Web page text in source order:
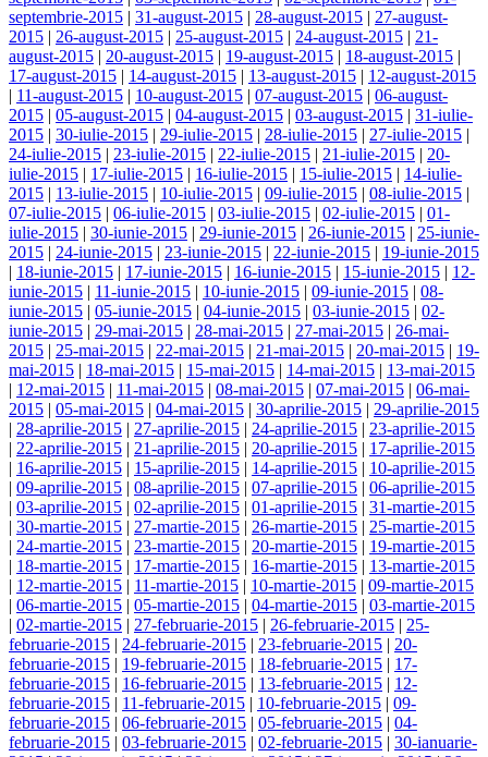
septembrie-2015 | 31-august-2015 | 28-august-2015 | 27-august-
2015 | 26-august-2015 | 25-august-2015 | 24-august-2015 | 21-
august-2015 | 20-august-2015 | 19-august-2015 | 18-august-2015 |
17-august-2015 | 14-august-2015 | 13-august-2015 | 12-august-2015
| 11-august-2015 | 10-august-2015 | 07-august-2015 | 06-august-
2015 | 05-august-2015 | 04-august-2015 | 03-august-2015 | 31-iulie-
2015 | 30-iulie-2015 | 29-iulie-2015 | 28-iulie-2015 | 27-iulie-2015 |
24-iulie-2015 | 23-iulie-2015 | 22-iulie-2015 | 21-iulie-2015 | 20-
iulie-2015 | 17-iulie-2015 | 16-iulie-2015 | 15-iulie-2015 | 14-iulie-
2015 | 13-iulie-2015 | 10-iulie-2015 | 09-iulie-2015 | 08-iulie-2015 |
07-iulie-2015 | 06-iulie-2015 | 03-iulie-2015 | 02-iulie-2015 | 01-
iulie-2015 | 30-iunie-2015 | 29-iunie-2015 | 26-iunie-2015 | 25-iunie-
2015 | 24-iunie-2015 | 23-iunie-2015 | 22-iunie-2015 | 19-iunie-2015
| 18-iunie-2015 | 17-iunie-2015 | 16-iunie-2015 | 15-iunie-2015 | 12-
iunie-2015 | 11-iunie-2015 | 10-iunie-2015 | 09-iunie-2015 | 08-
iunie-2015 | 05-iunie-2015 | 04-iunie-2015 | 03-iunie-2015 | 02-
iunie-2015 | 29-mai-2015 | 28-mai-2015 | 27-mai-2015 | 26-mai-
2015 | 25-mai-2015 | 22-mai-2015 | 21-mai-2015 | 20-mai-2015 | 19-
mai-2015 | 18-mai-2015 | 15-mai-2015 | 14-mai-2015 | 13-mai-2015
| 12-mai-2015 | 11-mai-2015 | 08-mai-2015 | 07-mai-2015 | 06-mai-
2015 | 05-mai-2015 | 04-mai-2015 | 30-aprilie-2015 | 29-aprilie-2015
| 28-aprilie-2015 | 27-aprilie-2015 | 24-aprilie-2015 | 23-aprilie-2015
| 22-aprilie-2015 | 21-aprilie-2015 | 20-aprilie-2015 | 17-aprilie-2015
| 16-aprilie-2015 | 15-aprilie-2015 | 14-aprilie-2015 | 10-aprilie-2015
| 09-aprilie-2015 | 08-aprilie-2015 | 07-aprilie-2015 | 06-aprilie-2015
| 03-aprilie-2015 | 02-aprilie-2015 | 01-aprilie-2015 | 31-martie-2015
| 30-martie-2015 | 27-martie-2015 | 26-martie-2015 | 25-martie-2015
| 24-martie-2015 | 23-martie-2015 | 20-martie-2015 | 19-martie-2015
| 18-martie-2015 | 17-martie-2015 | 16-martie-2015 | 13-martie-2015
| 12-martie-2015 | 11-martie-2015 | 10-martie-2015 | 09-martie-2015
| 06-martie-2015 | 05-martie-2015 | 04-martie-2015 | 03-martie-2015
| 02-martie-2015 | 27-februarie-2015 | 26-februarie-2015 | 25-
februarie-2015 | 24-februarie-2015 | 23-februarie-2015 | 20-
februarie-2015 | 19-februarie-2015 | 18-februarie-2015 | 17-
februarie-2015 | 16-februarie-2015 | 13-februarie-2015 | 12-
februarie-2015 | 11-februarie-2015 | 10-februarie-2015 | 09-
februarie-2015 | 06-februarie-2015 | 05-februarie-2015 | 04-
februarie-2015 | 03-februarie-2015 | 02-februarie-2015 | 30-ianuarie-